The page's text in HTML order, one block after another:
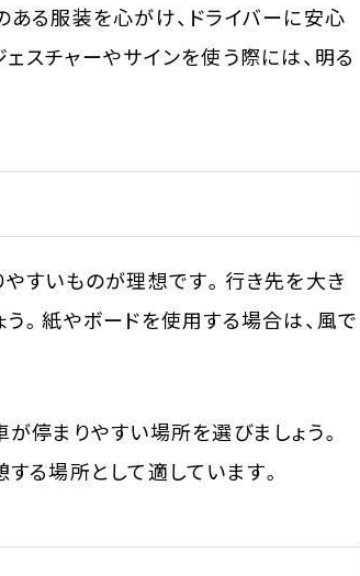
ある服装を心がけ、ドライバーに安心
スチャーやサインを使う際には、明る
やすいものが理想です。行き先を大き
。紙やボードを使用する場合は、風で
停まりやすい場所を選びましょう。
る場所として適しています。